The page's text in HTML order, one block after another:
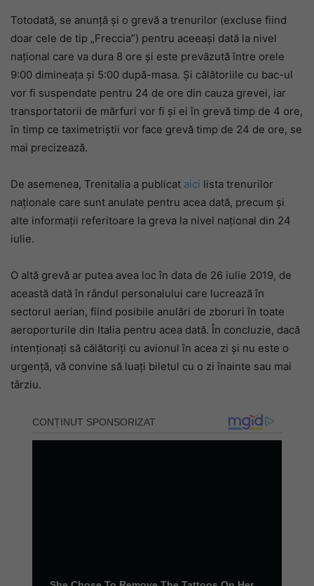
Totodată, se anunță și o grevă a trenurilor (excluse fiind
doar cele de tip „Freccia”) pentru aceeași dată la nivel
național care va dura 8 ore și este prevăzută între orele
9:00 dimineața și 5:00 după-masa. Și călătoriile cu bac-ul
vor fi suspendate pentru 24 de ore din cauza grevei, iar
transportatorii de mărfuri vor fi și ei în grevă timp de 4 ore,
în timp ce taximetriștii vor face grevă timp de 24 de ore, se
mai precizează.
De asemenea, Trenitalia a publicat aici lista trenurilor
naționale care sunt anulate pentru acea dată, precum și
alte informații referitoare la greva la nivel național din 24
iulie.
O altă grevă ar putea avea loc în data de 26 iulie 2019, de
această dată în rândul personalului care lucrează în
sectorul aerian, fiind posibile anulări de zboruri în toate
aeroporturile din Italia pentru acea dată. În concluzie, dacă
intenționați să călătoriți cu avionul în acea zi și nu este o
urgență, vă convine să luați biletul cu o zi înainte sau mai
târziu.